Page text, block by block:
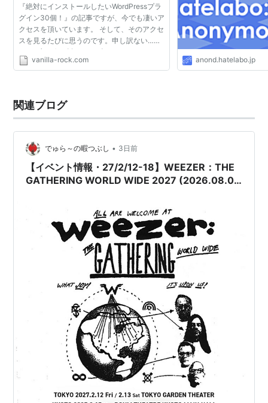
『絶対にインストールしたいWordPressプラ
グイン30個！』の記事ですが、今でも凄いア
クセスを頂いています。 そして、そのアクセ
スを見るたびに思うのです。申し訳ない…
と。 ブログを移転したり色々やっていたので
正確な日にちは判らないですが、あの記事を
vanilla-rock.com anond.hatelabo.jp
関連ブログ
でゅら～の暇つぶし • 3日前
【イベント情報・27/2/12-18】WEEZER：THE
GATHERING WORLD WIDE 2027 (2026.08.06